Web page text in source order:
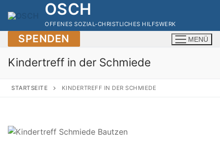
Inhalt
springen
OSCH
OFFENES SOZIAL-CHRISTLICHES HILFSWERK
SPENDEN MENÜ
Kindertreff in der Schmiede
STARTSEITE KINDERTREFF IN DER SCHMIEDE